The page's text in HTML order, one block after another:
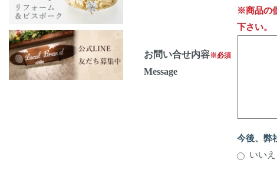
お問い合せ内容※必須
Message
※商品の
下さい。
今後、弊
いいえ